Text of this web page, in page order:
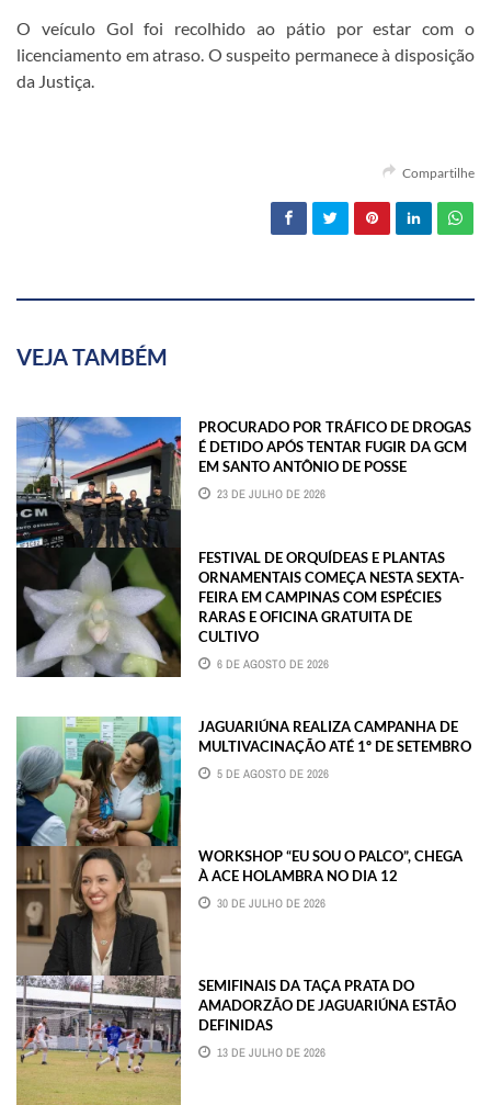
O veículo Gol foi recolhido ao pátio por estar com o
licenciamento em atraso. O suspeito permanece à disposição
da Justiça.
Compartilhe
VEJA TAMBÉM
PROCURADO POR TRÁFICO DE DROGAS
É DETIDO APÓS TENTAR FUGIR DA GCM
EM SANTO ANTÔNIO DE POSSE
23 DE JULHO DE 2026
FESTIVAL DE ORQUÍDEAS E PLANTAS
ORNAMENTAIS COMEÇA NESTA SEXTA-
FEIRA EM CAMPINAS COM ESPÉCIES
RARAS E OFICINA GRATUITA DE
CULTIVO
6 DE AGOSTO DE 2026
JAGUARIÚNA REALIZA CAMPANHA DE
MULTIVACINAÇÃO ATÉ 1º DE SETEMBRO
5 DE AGOSTO DE 2026
WORKSHOP “EU SOU O PALCO”, CHEGA
À ACE HOLAMBRA NO DIA 12
30 DE JULHO DE 2026
SEMIFINAIS DA TAÇA PRATA DO
AMADORZÃO DE JAGUARIÚNA ESTÃO
DEFINIDAS
13 DE JULHO DE 2026